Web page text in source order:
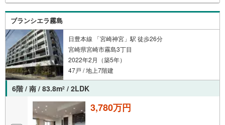
存
す
る
ブランシエラ霧島
日豊本線 「宮崎神宮」駅 徒歩26分
宮崎県宮崎市霧島3丁目
2022年2月（築5年）
47戸 / 地上7階建
6階 / 南 / 83.8m2 / 2LDK
3,780万円